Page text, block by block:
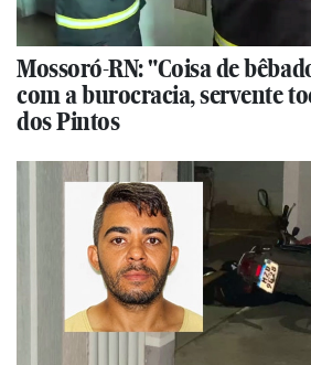
Mossoró-RN: "Coisa de
com a burocracia, servente
dos Pintos